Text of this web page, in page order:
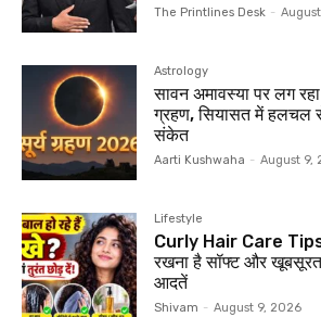
The Printlines Desk -
Astrology
सावन अमावस्या पर लग
ग्रहण, सियासत में
संकेत
Aarti Kushwaha - August 9,
Lifestyle
Curly Hair Care Tips:
रखना है सॉफ्ट और
आदतें
Shivam - August 9, 2026